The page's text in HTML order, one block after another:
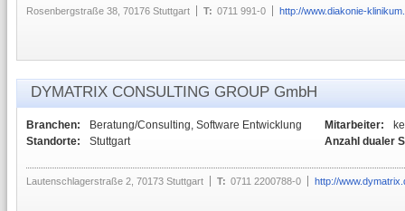
Rosenbergstraße 38, 70176 Stuttgart T: 0711 991-0 http://www.diakonie-
DYMATRIX CONSULTING GROUP GmbH
Branchen:
Beratung/Consulting, Software Entwicklung
Standorte:
Stuttgart
Mitarbeiter:
Anzahl dualer
Lautenschlagerstraße 2, 70173 Stuttgart T: 0711 2200788-0 http://